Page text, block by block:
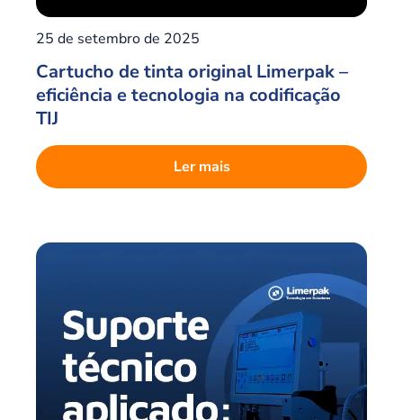
25 de setembro de 2025
Cartucho de tinta original Limerpak –
eficiência e tecnologia na codificação
TIJ
Ler mais